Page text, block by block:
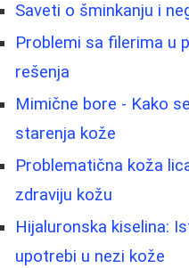
Saveti o šminkanju i
Problemi sa filerima u
rešenja
Mimične bore - Kako
starenja kože
Problematična koža
zdraviju kožu
Hijaluronska kiselina:
upotrebi u nezi kože